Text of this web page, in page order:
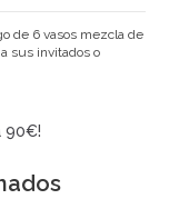
de 6 vasos mezcla de
sus invitados o
90€!